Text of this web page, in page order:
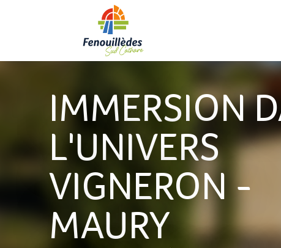
IMMERSION
L'UNIVERS
VIGNERON -
MAURY